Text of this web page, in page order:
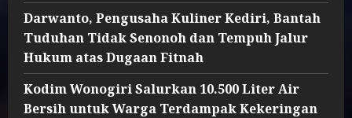
Darwanto, Pengusaha Kuliner Kediri, Bantah
Tuduhan Tidak Senonoh dan Tempuh Jalur
Hukum atas Dugaan Fitnah
Kodim Wonogiri Salurkan 10.500 Liter Air
Bersih untuk Warga Terdampak Kekeringan